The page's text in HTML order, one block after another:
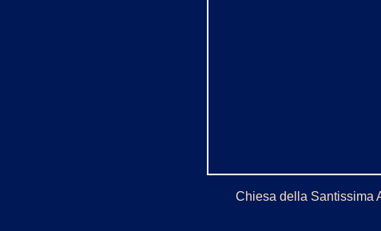
Chiesa della Santissima